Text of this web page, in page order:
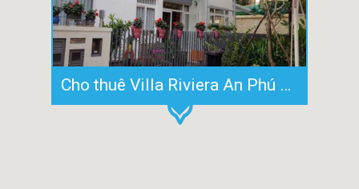
Cho thuê Villa Riviera An Phú 1 trệt 2 lầu diện tích sử dụng 500m2